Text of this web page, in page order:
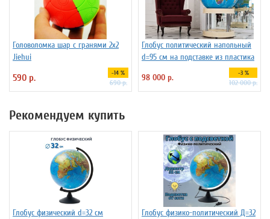
Головоломка шар с гранями 2х2
Jiehui
590 р. -14 %
690 р.
Глобус политический напольный
d=95 см на подставке из пластика
98 000 р.
-3 %
102 000 р.
Рекомендуем купить
Глобус физический d=32 см
Глобус физико-политический Д=32